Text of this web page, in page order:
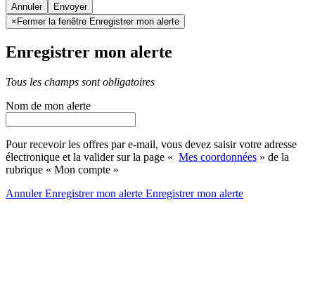
Annuler
× Fermer la fenêtre Enregistrer mon alerte
Enregistrer mon alerte
Tous les champs sont obligatoires
Nom de mon alerte
Pour recevoir les offres par e-mail, vous devez saisir votre adresse
électronique et la valider sur la page « Mes coordonnées » de la
rubrique « Mon compte »
AnnulerEnregistrer mon alerte Enregistrermon alerte